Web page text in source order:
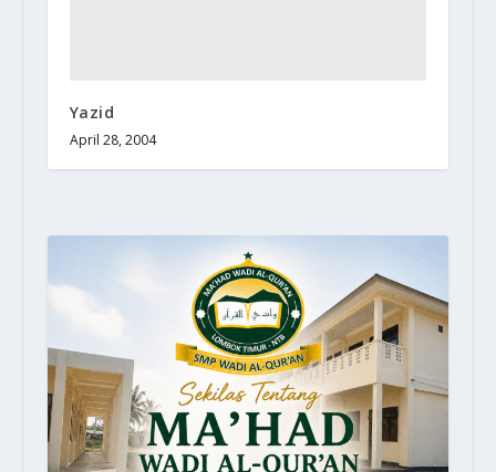
Yazid
April 28, 2004